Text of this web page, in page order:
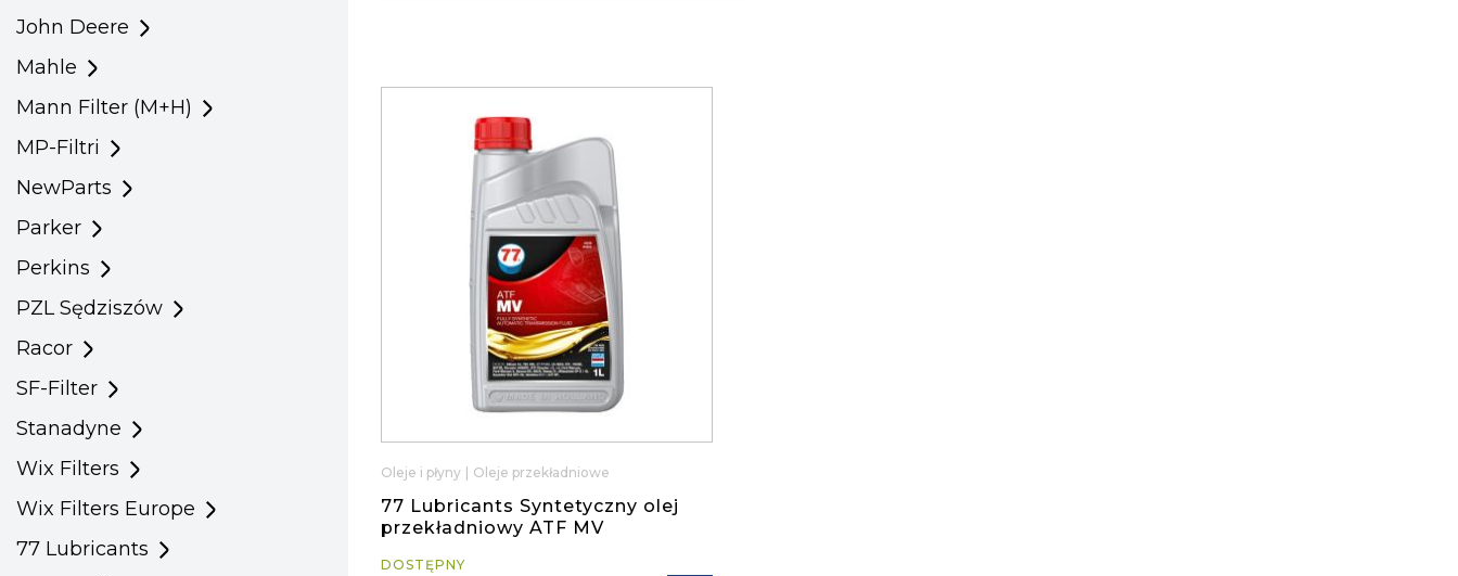
John Deere
Mahle
Mann Filter (M+H)
MP-Filtri
NewParts
Parker
Perkins
PZL Sędziszów
Racor
SF-Filter
Stanadyne
Wix Filters
Wix Filters Europe
77 Lubricants
Oleje i płyny Oleje przekładniowe
77 Lubricants Syntetyczny olej
przekładniowy ATF MV
DOSTĘPNY